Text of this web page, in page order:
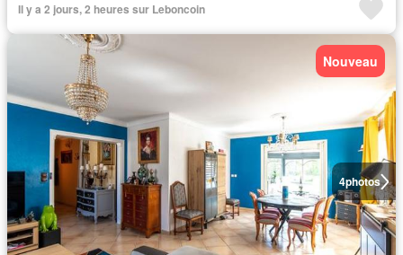
Il y a 2 jours, 2 heures sur Leboncoin
4photos
Nouveau